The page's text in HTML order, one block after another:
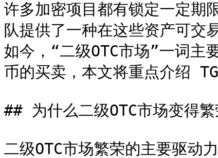
许多加密项目都有锁定一定期
队提供了一种在这些资产可交
如今，“二级OTC市场”一词
币的买卖，本文将重点介绍
## 为什么二级OTC市场变得
二级OTC市场繁荣的主要驱动